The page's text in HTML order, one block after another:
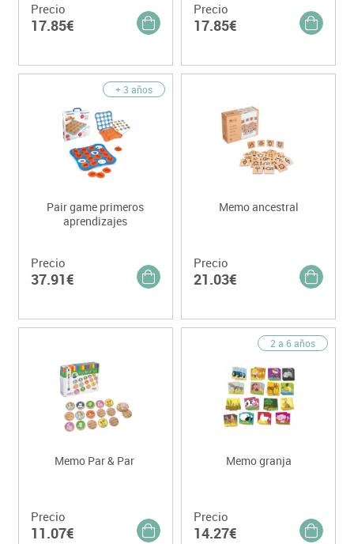
Precio
17.85€
Precio
17.85€
+ 3 años
Pair game primeros
aprendizajes
Precio
37.91€
Memo ancestral
Precio
21.03€
Memo Par & Par
Precio
11.07€
2 a 6 años
Memo granja
Precio
14.27€